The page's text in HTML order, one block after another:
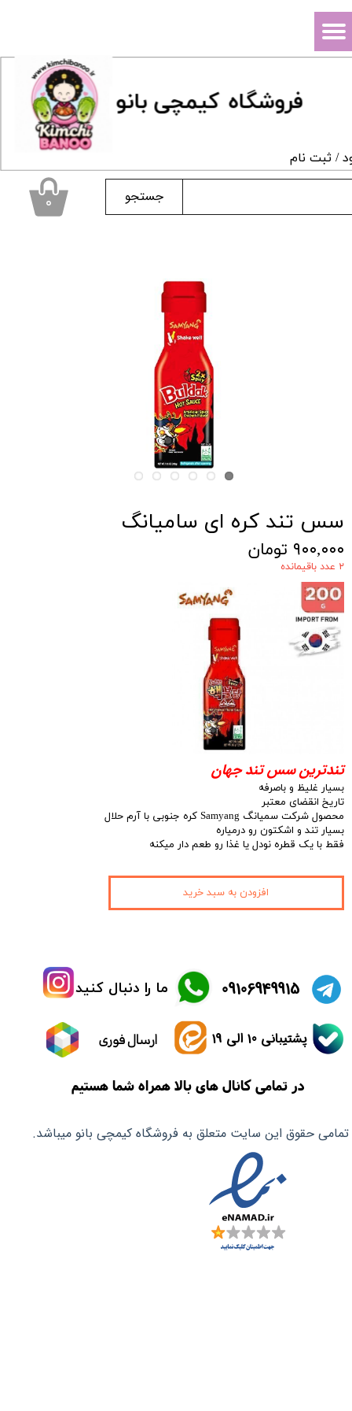
فروشگاه کیمچی بانو
جستجو
/ ثبت نام
حساب کاربری من
سفارشات
۰
سس تند کره ای سامیانگ
۹۰۰,۰۰۰ تومان
۲ عدد باقیمانده
تندترین سس تند جهان
بسیار غلیظ و باصرفه
تاریخ انقضای معتبر
محصول شرکت سمیانگ Samyang کره جنوبی با آرم حلال
بسیار تند و اشکتون رو درمیاره
فقط با یک قطره نودل یا غذا رو طعم دار میکنه
افزودن به سبد خرید
تمامی حقوق این سایت متعلق به فروشگاه کیمچی بانو میباشد.
ما را دنبال کنید ​09106949915
ارسال فوری پشتیبانی 10 الی 19
در تمامی کانال های بالا همراه شما هستیم